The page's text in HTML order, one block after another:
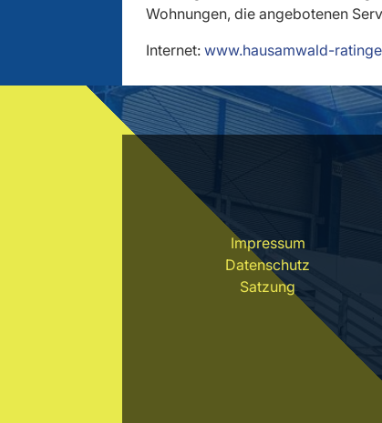
Wohnungen, die angebotenen
Internet: www.hausamwald-
Impressum
Datenschutz
Satzung